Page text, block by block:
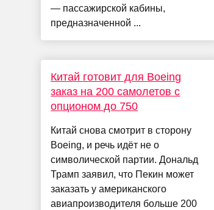
— пассажирской кабины,
предназначенной ...
Китай готовит для Boeing
заказ на 200 самолетов с
опционом до 750
Китай снова смотрит в сторону
Boeing, и речь идёт не о
символической партии. Дональд
Трамп заявил, что Пекин может
заказать у американского
авиапроизводителя больше 200